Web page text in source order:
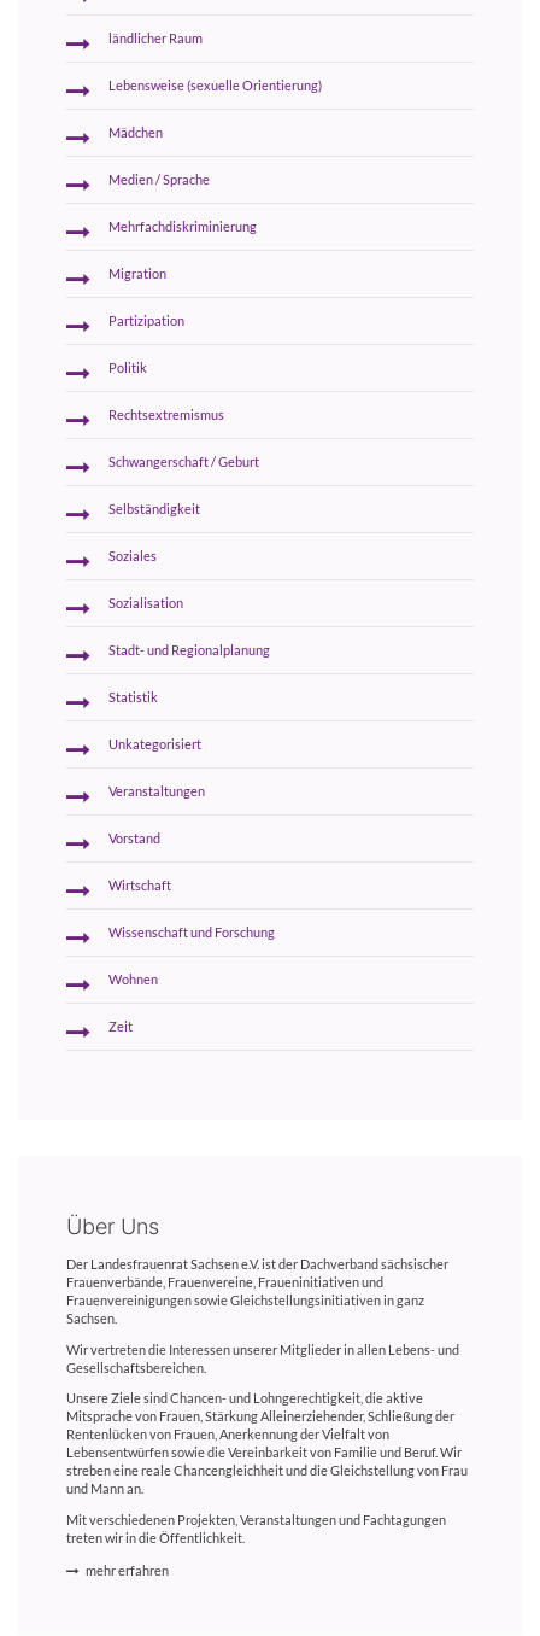
ländlicher Raum
Lebensweise (sexuelle Orientierung)
Mädchen
Medien / Sprache
Mehrfachdiskriminierung
Migration
Partizipation
Politik
Rechtsextremismus
Schwangerschaft / Geburt
Selbständigkeit
Soziales
Sozialisation
Stadt- und Regionalplanung
Statistik
Unkategorisiert
Veranstaltungen
Vorstand
Wirtschaft
Wissenschaft und Forschung
Wohnen
Zeit
Über Uns
Der Landesfrauenrat Sachsen e.V. ist der Dachverband sächsischer
Frauenverbände, Frauenvereine, Fraueninitiativen und
Frauenvereinigungen sowie Gleichstellungsinitiativen in ganz
Sachsen.
Wir vertreten die Interessen unserer Mitglieder in allen Lebens- und
Gesellschaftsbereichen.
Unsere Ziele sind Chancen- und Lohngerechtigkeit, die aktive
Mitsprache von Frauen, Stärkung Alleinerziehender, Schließung der
Rentenlücken von Frauen, Anerkennung der Vielfalt von
Lebensentwürfen sowie die Vereinbarkeit von Familie und Beruf. Wir
streben eine reale Chancengleichheit und die Gleichstellung von Frau
und Mann an.
Mit verschiedenen Projekten, Veranstaltungen und Fachtagungen
treten wir in die Öffentlichkeit.
mehr erfahren